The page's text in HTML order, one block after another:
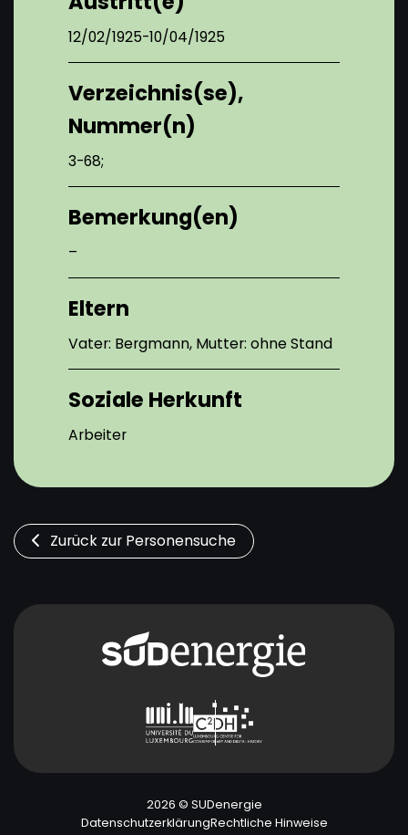
12/02/1925-10/04/1925
Verzeichnis(se),
Nummer(n)
3-68;
Bemerkung(en)
–
Eltern
Vater: Bergmann, Mutter: ohne Stand
Soziale Herkunft
Arbeiter
Zurück zur Personensuche
2026 © SUDenergie
DatenschutzerklärungRechtliche Hinweise